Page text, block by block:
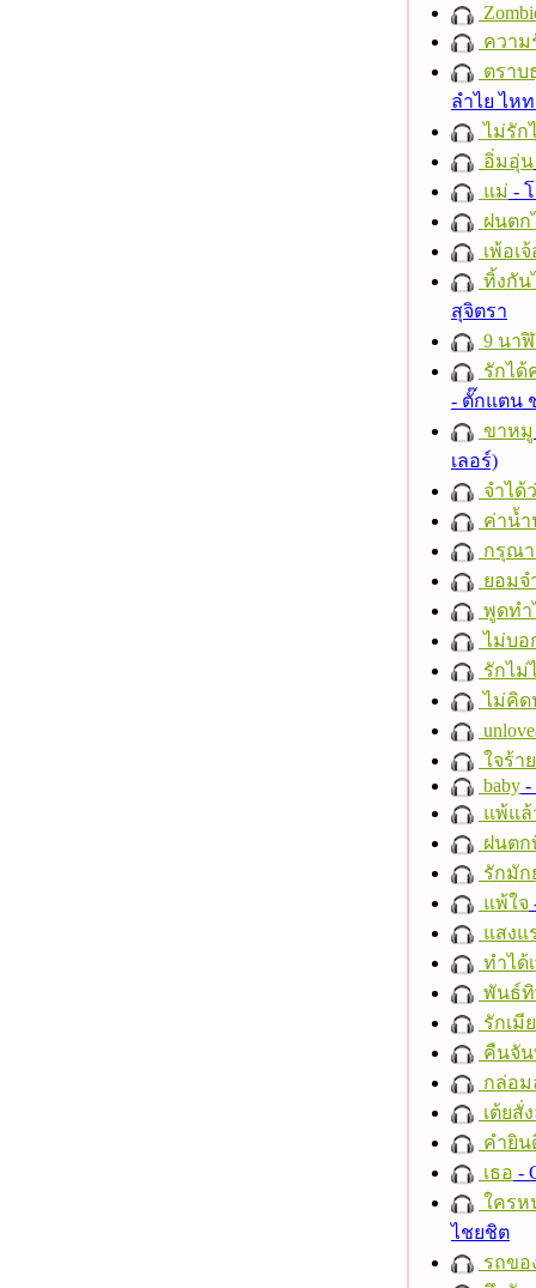
ความ
ตราบ
ลำไย ไห
ไม่รัก
อิ่มอุ่น
แม่ -
ฝนตก
เพ้อเ
ทิ้งกัน
สุจิตรา
9 นา
รักได้
- ตั๊กแตน
ขาหมู
เลอร์)
จำได้
ค่าน้
กรุณา
ยอม
พูดทำ
ไม่บอ
รักไม่
ไม่คิด
ใจร้าย
baby -
แพ้แล้
ฝนตก
รักมัก
แพ้ใจ
แสงแ
ทำได้
พันธ์
รักเมี
คืนจั
กล่อม
เต้ยสั่
คำยิน
เธอ -
ใครห
ไชยชิต
รถขอ